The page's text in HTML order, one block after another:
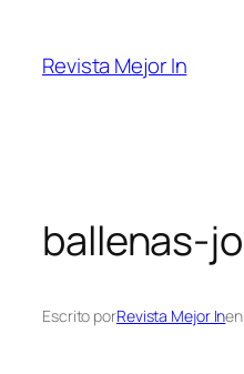
contenido
Revista Mejor In
ballenas-
Escrito porRevista Mejor Inen